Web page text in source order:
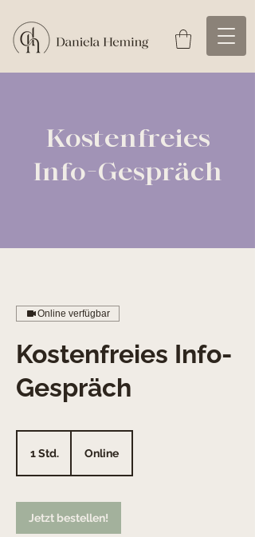
Kostenfreies
Info-Gespräch
Online verfügbar
Kostenfreies Info-
Gespräch
1 Std.
d
Online
Jetzt bestellen!